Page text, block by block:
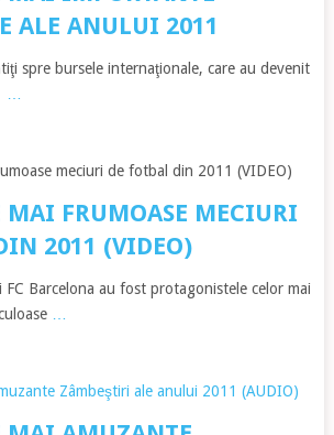
ALE ANULUI 2011
spre bursele internaţionale, care au devenit
MAI FRUMOASE MECIURI
2011 (VIDEO)
FC Barcelona au fost protagonistele celor mai